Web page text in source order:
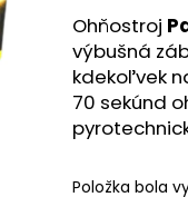
hviezdičiek.
Ohňostroj
výbušná
kdekoľvek
70 sekúnd
Položka bola